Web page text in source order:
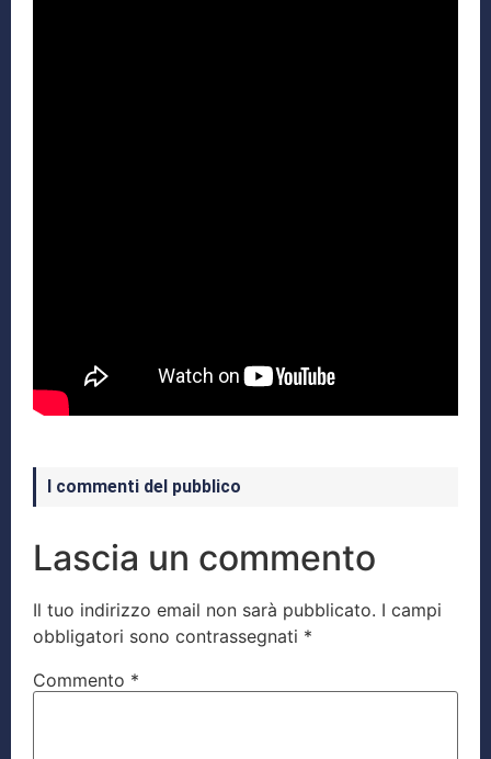
I commenti del pubblico
Lascia un commento
Il tuo indirizzo email non sarà pubblicato. I campi
obbligatori sono contrassegnati *
Commento *